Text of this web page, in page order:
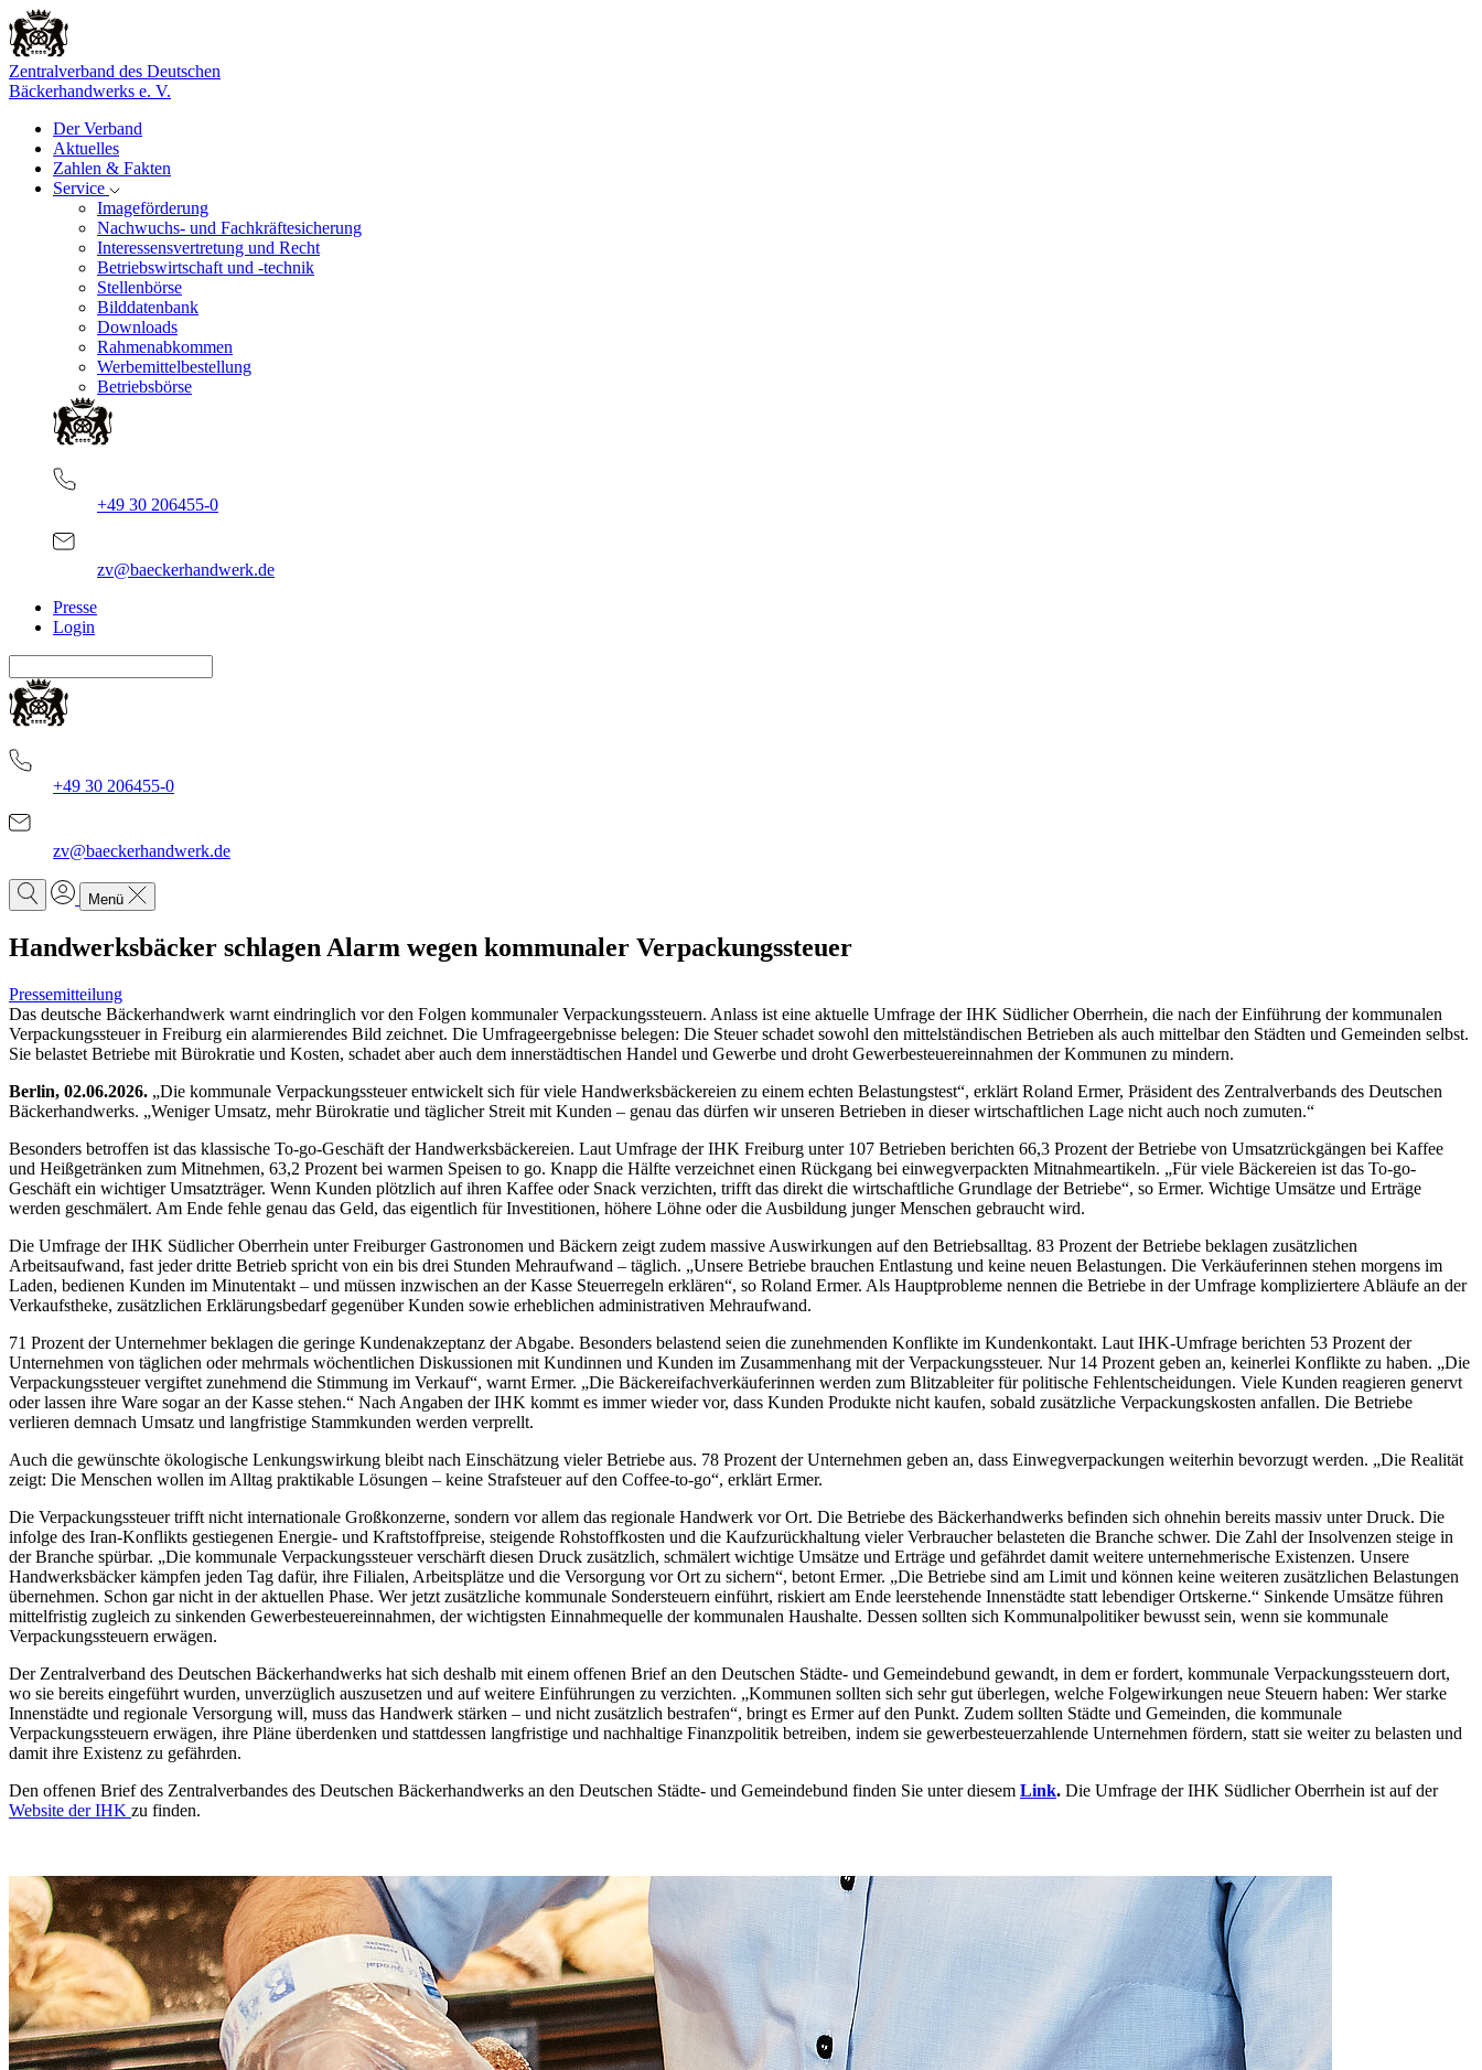
Zentralverband des Deutschen
Bäckerhandwerks e. V.
Der Verband
Aktuelles
Zahlen & Fakten
Service
Imageförderung
Nachwuchs- und Fachkräftesicherung
Interessensvertretung und Recht
Betriebswirtschaft und -technik
Stellenbörse
Bilddatenbank
Downloads
Rahmenabkommen
Werbemittelbestellung
Betriebsbörse
+49 30 206455-0
zv@baeckerhandwerk.de
Presse
Login
+49 30 206455-0
zv@baeckerhandwerk.de
Menü
Handwerksbäcker schlagen Alarm wegen kommunaler Verpackungssteuer
Pressemitteilung
Das deutsche Bäckerhandwerk warnt eindringlich vor den Folgen kommunaler Verpackungssteuern. Anlass ist eine aktuelle Umfrage der IHK Südlicher Oberrhein, die nach der Einführung der kommunalen
Verpackungssteuer in Freiburg ein alarmierendes Bild zeichnet. Die Umfrageergebnisse belegen: Die Steuer schadet sowohl den mittelständischen Betrieben als auch mittelbar den Städten und Gemeinden selbst.
Sie belastet Betriebe mit Bürokratie und Kosten, schadet aber auch dem innerstädtischen Handel und Gewerbe und droht Gewerbesteuereinnahmen der Kommunen zu mindern.
Berlin, 02.06.2026. „Die kommunale Verpackungssteuer entwickelt sich für viele Handwerksbäckereien zu einem echten Belastungstest“, erklärt Roland Ermer, Präsident des Zentralverbands des Deutschen
Bäckerhandwerks. „Weniger Umsatz, mehr Bürokratie und täglicher Streit mit Kunden – genau das dürfen wir unseren Betrieben in dieser wirtschaftlichen Lage nicht auch noch zumuten.“
Besonders betroffen ist das klassische To-go-Geschäft der Handwerksbäckereien. Laut Umfrage der IHK Freiburg unter 107 Betrieben berichten 66,3 Prozent der Betriebe von Umsatzrückgängen bei Kaffee
und Heißgetränken zum Mitnehmen, 63,2 Prozent bei warmen Speisen to go. Knapp die Hälfte verzeichnet einen Rückgang bei einwegverpackten Mitnahmeartikeln. „Für viele Bäckereien ist das To-go-
Geschäft ein wichtiger Umsatzträger. Wenn Kunden plötzlich auf ihren Kaffee oder Snack verzichten, trifft das direkt die wirtschaftliche Grundlage der Betriebe“, so Ermer. Wichtige Umsätze und Erträge
werden geschmälert. Am Ende fehle genau das Geld, das eigentlich für Investitionen, höhere Löhne oder die Ausbildung junger Menschen gebraucht wird.
Die Umfrage der IHK Südlicher Oberrhein unter Freiburger Gastronomen und Bäckern zeigt zudem massive Auswirkungen auf den Betriebsalltag. 83 Prozent der Betriebe beklagen zusätzlichen
Arbeitsaufwand, fast jeder dritte Betrieb spricht von ein bis drei Stunden Mehraufwand – täglich. „Unsere Betriebe brauchen Entlastung und keine neuen Belastungen. Die Verkäuferinnen stehen morgens im
Laden, bedienen Kunden im Minutentakt – und müssen inzwischen an der Kasse Steuerregeln erklären“, so Roland Ermer. Als Hauptprobleme nennen die Betriebe in der Umfrage kompliziertere Abläufe an der
Verkaufstheke, zusätzlichen Erklärungsbedarf gegenüber Kunden sowie erheblichen administrativen Mehraufwand.
71 Prozent der Unternehmer beklagen die geringe Kundenakzeptanz der Abgabe. Besonders belastend seien die zunehmenden Konflikte im Kundenkontakt. Laut IHK-Umfrage berichten 53 Prozent der
Unternehmen von täglichen oder mehrmals wöchentlichen Diskussionen mit Kundinnen und Kunden im Zusammenhang mit der Verpackungssteuer. Nur 14 Prozent geben an, keinerlei Konflikte zu haben. „Die
Verpackungssteuer vergiftet zunehmend die Stimmung im Verkauf“, warnt Ermer. „Die Bäckereifachverkäuferinnen werden zum Blitzableiter für politische Fehlentscheidungen. Viele Kunden reagieren genervt
oder lassen ihre Ware sogar an der Kasse stehen.“ Nach Angaben der IHK kommt es immer wieder vor, dass Kunden Produkte nicht kaufen, sobald zusätzliche Verpackungskosten anfallen. Die Betriebe
verlieren demnach Umsatz und langfristige Stammkunden werden verprellt.
Auch die gewünschte ökologische Lenkungswirkung bleibt nach Einschätzung vieler Betriebe aus. 78 Prozent der Unternehmen geben an, dass Einwegverpackungen weiterhin bevorzugt werden. „Die Realität
zeigt: Die Menschen wollen im Alltag praktikable Lösungen – keine Strafsteuer auf den Coffee-to-go“, erklärt Ermer.
Die Verpackungssteuer trifft nicht internationale Großkonzerne, sondern vor allem das regionale Handwerk vor Ort. Die Betriebe des Bäckerhandwerks befinden sich ohnehin bereits massiv unter Druck. Die
infolge des Iran-Konflikts gestiegenen Energie- und Kraftstoffpreise, steigende Rohstoffkosten und die Kaufzurückhaltung vieler Verbraucher belasteten die Branche schwer. Die Zahl der Insolvenzen steige in
der Branche spürbar. „Die kommunale Verpackungssteuer verschärft diesen Druck zusätzlich, schmälert wichtige Umsätze und Erträge und gefährdet damit weitere unternehmerische Existenzen. Unsere
Handwerksbäcker kämpfen jeden Tag dafür, ihre Filialen, Arbeitsplätze und die Versorgung vor Ort zu sichern“, betont Ermer. „Die Betriebe sind am Limit und können keine weiteren zusätzlichen Belastungen
übernehmen. Schon gar nicht in der aktuellen Phase. Wer jetzt zusätzliche kommunale Sondersteuern einführt, riskiert am Ende leerstehende Innenstädte statt lebendiger Ortskerne.“ Sinkende Umsätze führen
mittelfristig zugleich zu sinkenden Gewerbesteuereinnahmen, der wichtigsten Einnahmequelle der kommunalen Haushalte. Dessen sollten sich Kommunalpolitiker bewusst sein, wenn sie kommunale
Verpackungssteuern erwägen.
Der Zentralverband des Deutschen Bäckerhandwerks hat sich deshalb mit einem offenen Brief an den Deutschen Städte- und Gemeindebund gewandt, in dem er fordert, kommunale Verpackungssteuern dort,
wo sie bereits eingeführt wurden, unverzüglich auszusetzen und auf weitere Einführungen zu verzichten. „Kommunen sollten sich sehr gut überlegen, welche Folgewirkungen neue Steuern haben: Wer starke
Innenstädte und regionale Versorgung will, muss das Handwerk stärken – und nicht zusätzlich bestrafen“, bringt es Ermer auf den Punkt. Zudem sollten Städte und Gemeinden, die kommunale
Verpackungssteuern erwägen, ihre Pläne überdenken und stattdessen langfristige und nachhaltige Finanzpolitik betreiben, indem sie gewerbesteuerzahlende Unternehmen fördern, statt sie weiter zu belasten und
damit ihre Existenz zu gefährden.
Den offenen Brief des Zentralverbandes des Deutschen Bäckerhandwerks an den Deutschen Städte- und Gemeindebund finden Sie unter diesem Link. Die Umfrage der IHK Südlicher Oberrhein ist auf der
Website der IHK zu finden.